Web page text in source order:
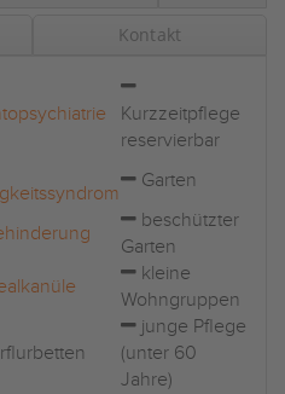
Kontakt
Kurzzeitpflege
reservierbar
Garten
beschützter
Garten
kleine
Wohngruppen
junge Pflege
(unter 60
Jahre)